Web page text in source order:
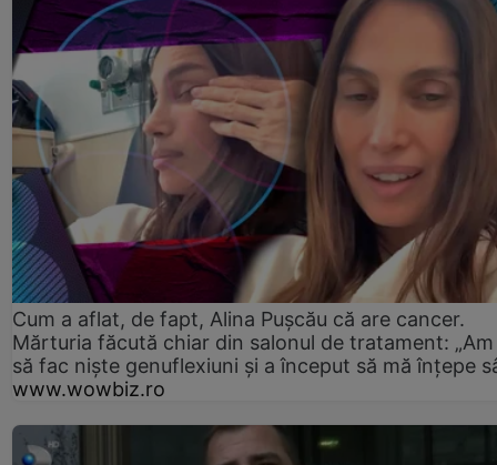
Cum a aflat, de fapt, Alina Pușcău că are cancer.
Mărturia făcută chiar din salonul de tratament:
să fac niște genuflexiuni și a început să mă înțepe
www.wowbiz.ro